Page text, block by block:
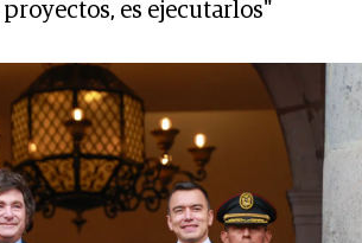
es ejecutarlos"